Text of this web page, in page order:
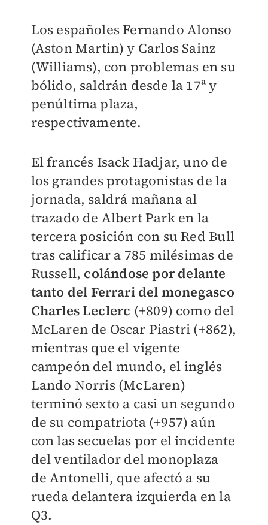
Los españoles Fernando Alonso
(Aston Martin) y Carlos Sainz
(Williams), con problemas en su
bólido, saldrán desde la 17ª y
penúltima plaza,
respectivamente.
El francés Isack Hadjar, uno de
los grandes protagonistas de la
jornada, saldrá mañana al
trazado de Albert Park en la
tercera posición con su Red Bull
tras calificar a 785 milésimas de
Russell, colándose por delante
tanto del Ferrari del monegasco
Charles Leclerc (+809) como del
McLaren de Oscar Piastri (+862),
mientras que el vigente
campeón del mundo, el inglés
Lando Norris (McLaren)
terminó sexto a casi un segundo
de su compatriota (+957) aún
con las secuelas por el incidente
del ventilador del monoplaza
de Antonelli, que afectó a su
rueda delantera izquierda en la
Q3.